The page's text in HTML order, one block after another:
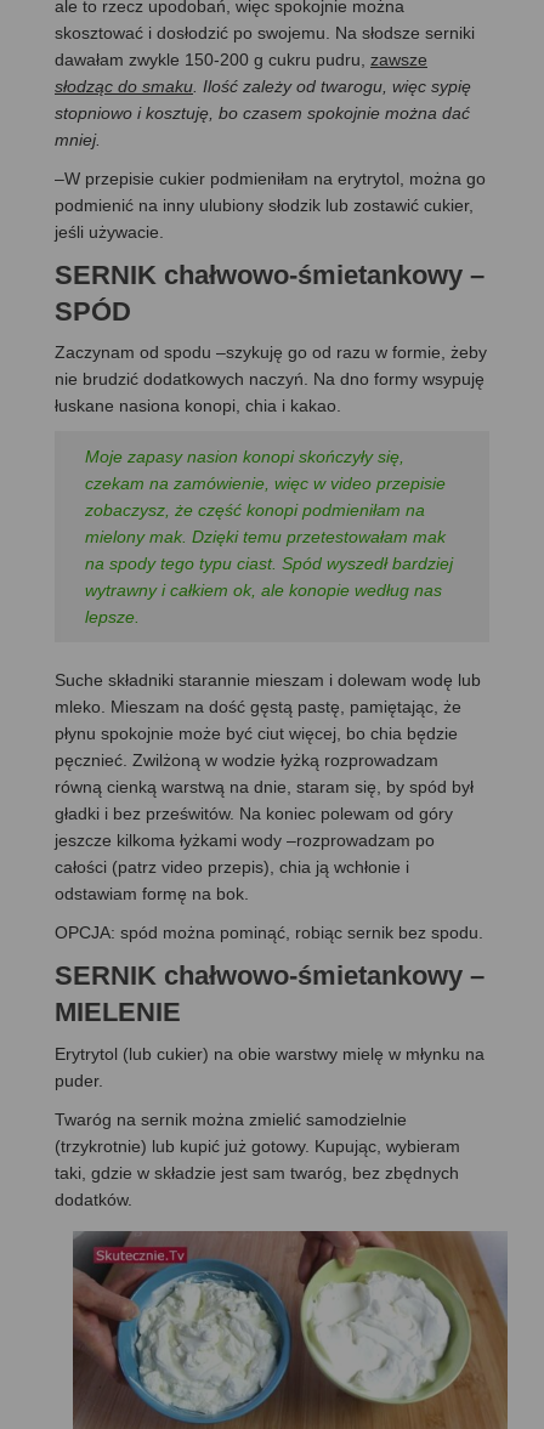
ale to rzecz upodobań, więc spokojnie można
skosztować i dosłodzić po swojemu. Na słodsze serniki
dawałam zwykle 150-200 g cukru pudru, zawsze
słodząc do smaku. Ilość zależy od twarogu, więc sypię
stopniowo i kosztuję, bo czasem spokojnie można dać
mniej.
–W przepisie cukier podmieniłam na erytrytol, można go
podmienić na inny ulubiony słodzik lub zostawić cukier,
jeśli używacie.
SERNIK chałwowo-śmietankowy –
SPÓD
Zaczynam od spodu –szykuję go od razu w formie, żeby
nie brudzić dodatkowych naczyń. Na dno formy wsypuję
łuskane nasiona konopi, chia i kakao.
Moje zapasy nasion konopi skończyły się,
czekam na zamówienie, więc w video przepisie
zobaczysz, że część konopi podmieniłam na
mielony mak. Dzięki temu przetestowałam mak
na spody tego typu ciast. Spód wyszedł bardziej
wytrawny i całkiem ok, ale konopie według nas
lepsze.
Suche składniki starannie mieszam i dolewam wodę lub
mleko. Mieszam na dość gęstą pastę, pamiętając, że
płynu spokojnie może być ciut więcej, bo chia będzie
pęcznieć. Zwilżoną w wodzie łyżką rozprowadzam
równą cienką warstwą na dnie, staram się, by spód był
gładki i bez prześwitów. Na koniec polewam od góry
jeszcze kilkoma łyżkami wody –rozprowadzam po
całości (patrz video przepis), chia ją wchłonie i
odstawiam formę na bok.
OPCJA: spód można pominąć, robiąc sernik bez spodu.
SERNIK chałwowo-śmietankowy –
MIELENIE
Erytrytol (lub cukier) na obie warstwy mielę w młynku na
puder.
Twaróg na sernik można zmielić samodzielnie
(trzykrotnie) lub kupić już gotowy. Kupując, wybieram
taki, gdzie w składzie jest sam twaróg, bez zbędnych
dodatków.